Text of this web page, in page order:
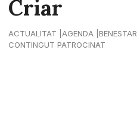
Criar
ACTUALITAT AGENDA BENESTAR
CONTINGUT PATROCINAT